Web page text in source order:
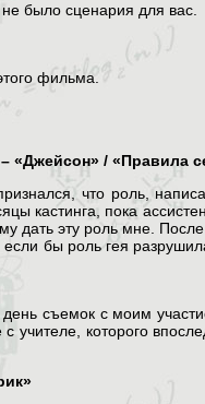
было сценария для вас.
фильма.
/ «Правила
что роль,
пока
дать эту роль мне.
если бы роль гея
съемок с моим
которого